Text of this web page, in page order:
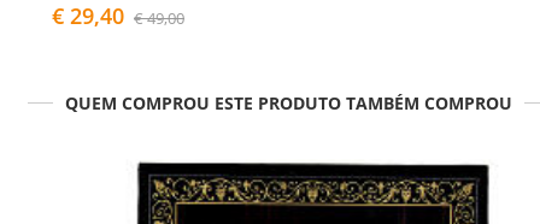
€ 29,40 € 49,00
QUEM COMPROU ESTE PRODUTO TAMBÉM COMPROU